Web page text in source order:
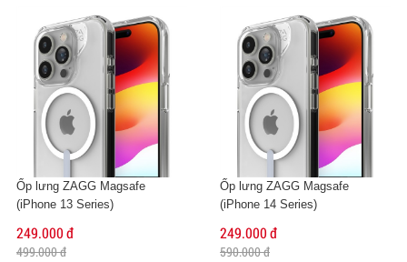
Ốp lưng ZAGG Magsafe
(iPhone 13 Series)
249.000 đ
499.000 đ
Ốp lưng ZAGG Magsafe
(iPhone 14 Series)
249.000 đ
590.000 đ